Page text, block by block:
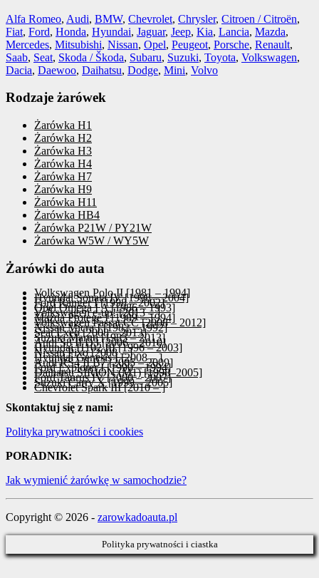
Alfa Romeo, Audi, BMW, Chevrolet, Chrysler, Citroen / Citroën,
Fiat, Ford, Honda, Hyundai, Jaguar, Jeep, Kia, Lancia, Mazda,
Mercedes, Mitsubishi, Nissan, Opel, Peugeot, Porsche, Renault,
Saab, Seat, Skoda / Škoda, Subaru, Suzuki, Toyota, Volkswagen,
Dacia, Daewoo, Daihatsu, Dodge, Mini, Volvo
Rodzaje żarówek
Żarówka H1
Żarówka H2
Żarówka H3
Żarówka H4
Żarówka H7
Żarówka H9
Żarówka H11
Żarówka HB4
Żarówka P21W / PY21W
Żarówka W5W / WY5W
Żarówki do auta
Volkswagen Polo II [1981 – 1994]
Hyundai Sonata IV [1998 – 2004]
Ford Ranger I [1998 – 2002]
Opel Omega I A [1986 – 1993]
Volkswagen e-up! [2013 – ]
Mazda Protege I [1989 – 1994]
Volkswagen Passat CC [2008 – 2012]
Nissan Micra I [1982 – 1992]
Seat Exeo [2008 – 2013]
Suzuki Maruti [1983 – 2013]
Audi S8 II D3 [2006 – 2010]
Hyundai H102 III [1996 – 2003]
Nissan Pixo [2008 – ]
Hyundai Genesis I [2008 – ]
Audi RS4 II B7 [2005 – 2009]
Ford Explorer I [1990 – 1994]
Daihatsu SIRION (M1) [1998–2005]
Ford Taurus IV [2000 – 2007]
Suzuki Carry X [1999 – 2005]
Chevrolet Spark III [2010 – ]
Skontaktuj się z nami:
Polityka prywatności i cookies
PORADNIK:
Jak wymienić żarówkę w samochodzie?
Copyright © 2026 - zarowkadoauta.pl
Polityka prywatności i ciastka